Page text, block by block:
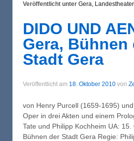
Veröffentlicht unter Gera, Landestheater
DIDO UND
Gera, Bühnen
Stadt Gera
Veröffentlicht am 18. Oktober 2010 von
von Henry Purcell (1659-1695) und
Oper in drei Akten und einem
Tate und Philipp Kochheim UA: 15.
Bühnen der Stadt Gera Regie: